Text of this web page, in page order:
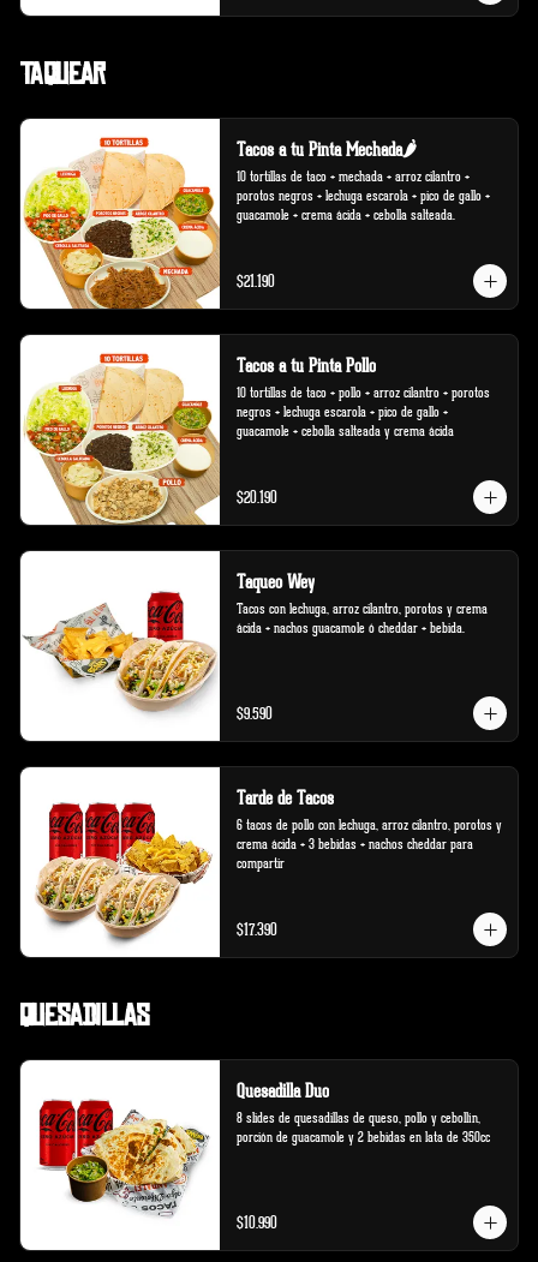
Taquear
Tacos a tu Pinta Mechada🌶️
10 tortillas de taco + mechada + arroz cilantro +
porotos negros + lechuga escarola + pico de gallo +
guacamole + crema ácida + cebolla salteada.
$21.190
Tacos a tu Pinta Pollo
10 tortillas de taco + pollo + arroz cilantro + porotos
negros + lechuga escarola + pico de gallo +
guacamole + cebolla salteada y crema ácida
$20.190
Taqueo Wey
Tacos con lechuga, arroz cilantro, porotos y crema
ácida + nachos guacamole ó cheddar + bebida.
$9.590
Tarde de Tacos
6 tacos de pollo con lechuga, arroz cilantro, porotos y
crema ácida + 3 bebidas + nachos cheddar para
compartir
$17.390
Quesadillas
Quesadilla Duo
8 slides de quesadillas de queso, pollo y cebollín,
porción de guacamole y 2 bebidas en lata de 350cc
$10.990